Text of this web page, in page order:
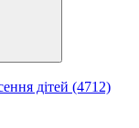
дітей (4712)